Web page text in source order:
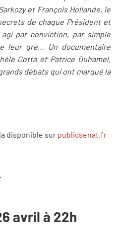
et François Hollande, le
de chaque Président et
par conviction, par simple
leur gré… Un documentaire
Cotta et Patrice Duhamel,
débats qui ont marqué la
disponible sur publicsenat.fr
avril à 22h